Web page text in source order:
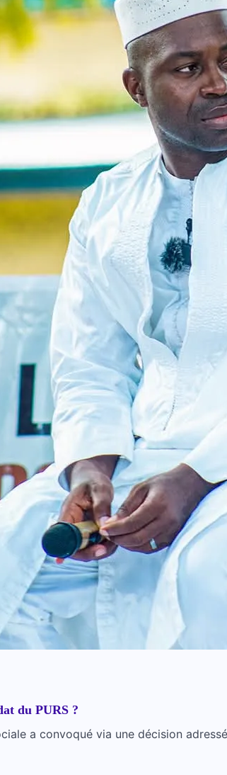
du PURS ?
a convoqué via une décision